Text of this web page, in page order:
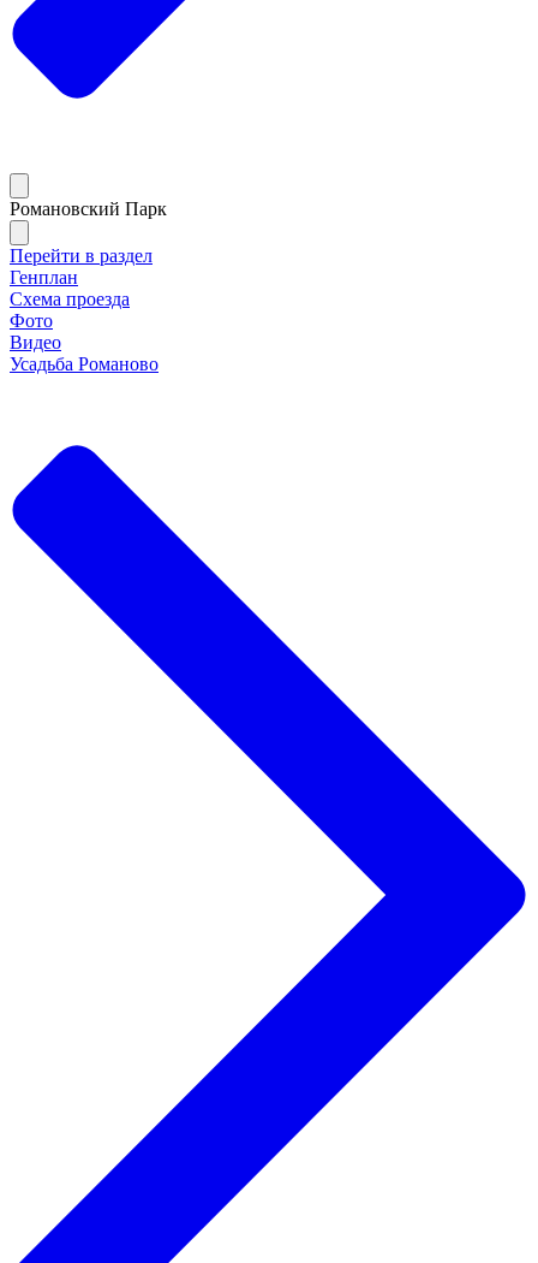
Романовский Парк
Перейти в раздел
Генплан
Схема проезда
Фото
Видео
Усадьба Романово